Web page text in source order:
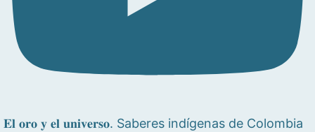
𝐄𝐥 𝐨𝐫𝐨 𝐲 𝐞𝐥 𝐮𝐧𝐢𝐯𝐞𝐫𝐬𝐨. Saberes indígenas de Colombia